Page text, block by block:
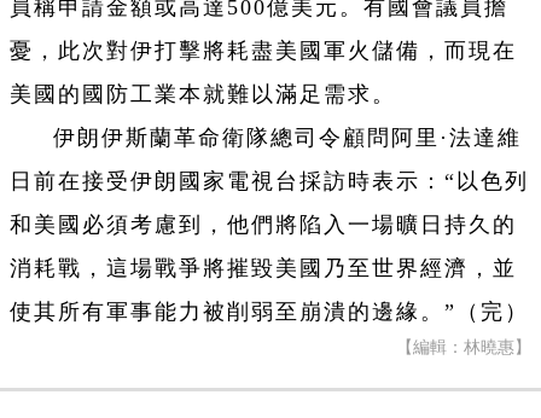
員稱申請金額或高達500億美元。有國會議員擔
憂，此次對伊打擊將耗盡美國軍火儲備，而現在
美國的國防工業本就難以滿足需求。
伊朗伊斯蘭革命衛隊總司令顧問阿里·法達維
日前在接受伊朗國家電視台採訪時表示：“以色列
和美國必須考慮到，他們將陷入一場曠日持久的
消耗戰，這場戰爭將摧毀美國乃至世界經濟，並
使其所有軍事能力被削弱至崩潰的邊緣。”（完）
【編輯：林曉惠】